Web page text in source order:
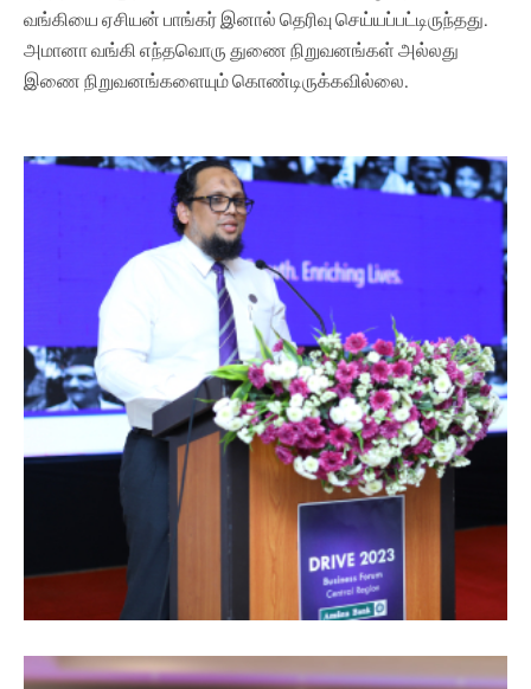
வங்கியை ஏசியன் பாங்கர் இனால் தெரிவு செய்யப்பட்டிருந்தது.
அமானா வங்கி எந்தவொரு துணை நிறுவனங்கள் அல்லது
இணை நிறுவனங்களையும் கொண்டிருக்கவில்லை.